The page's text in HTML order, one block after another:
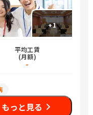
+1
平均工賃
(月額)
-
もっと見る